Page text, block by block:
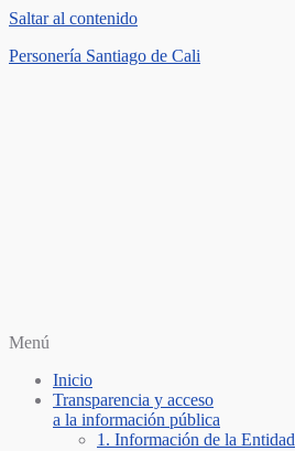
Saltar al contenido
Personería Santiago de Cali
Menú
Inicio
Transparencia y acceso
a la información pública
1. Información de la Entidad